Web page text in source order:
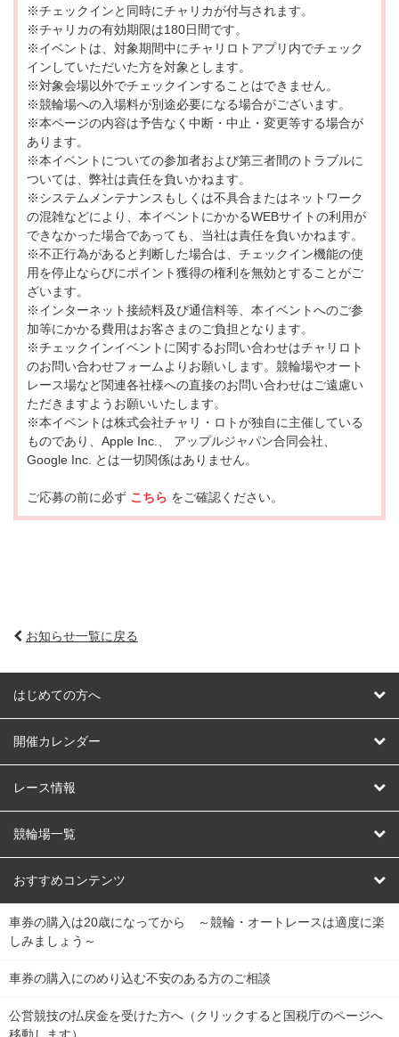
※チェックインと同時にチャリカが付与されます。
※チャリカの有効期限は180日間です。
※イベントは、対象期間中にチャリロトアプリ内でチェック
インしていただいた方を対象とします。
※対象会場以外でチェックインすることはできません。
※競輪場への入場料が別途必要になる場合がございます。
※本ページの内容は予告なく中断・中止・変更等する場合が
あります。
※本イベントについての参加者および第三者間のトラブルに
ついては、弊社は責任を負いかねます。
※システムメンテナンスもしくは不具合またはネットワーク
の混雑などにより、本イベントにかかるWEBサイトの利用が
できなかった場合であっても、当社は責任を負いかねます。
※不正行為があると判断した場合は、チェックイン機能の使
用を停止ならびにポイント獲得の権利を無効とすることがご
ざいます。
※インターネット接続料及び通信料等、本イベントへのご参
加等にかかる費用はお客さまのご負担となります。
※チェックインイベントに関するお問い合わせはチャリロト
のお問い合わせフォームよりお願いします。競輪場やオート
レース場など関連各社様への直接のお問い合わせはご遠慮い
ただきますようお願いいたします。
※本イベントは株式会社チャリ・ロトが独自に主催している
ものであり、Apple Inc.、 アップルジャパン合同会社、
Google Inc. とは一切関係はありません。
ご応募の前に必ず こちら をご確認ください。
お知らせ一覧に戻る
はじめての方へ
はじめての方へ
開催カレンダー
競輪
オートレース
競輪くじ
Dokanto!
チャリロトプラザ
レース情報
レース予想
レース結果
キャリーオーバー一覧
競輪場一覧
北日本 函館競輪場
関
東
弥彦競輪場 前橋競輪場 取手競輪場 宇都宮競輪場
関
おすすめコンテンツ
競輪選手情報
Perfecta Navi
netkeirin
車券の購入は20歳になってから ～競輪・オートレースは適度に楽
しみましょう～
車券の購入にのめり込む不安のある方のご相談
公営競技の払戻金を受けた方へ（クリックすると国税庁のページへ
移動します）